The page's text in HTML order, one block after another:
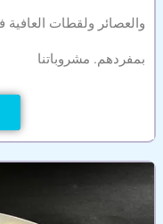
والعصائر ولقطات العافية
بمفردهم. مشروباتنا